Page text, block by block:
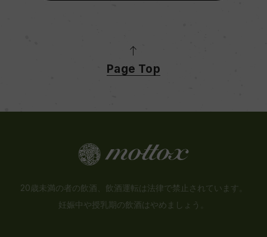
Page Top
20歳未満の者の飲酒、飲酒運転は法律で禁止されています。
妊娠中や授乳期の飲酒はやめましょう。